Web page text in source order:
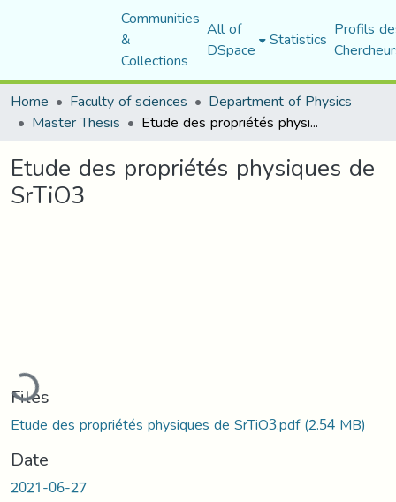
Communities
&
Collections
All of
DSpace Statistics Profils
Home
Faculty of sciences Department of Physics
Master Thesis Etude des propriétés physiques de SrTiO3
Etude des propriétés physiques de
SrTiO3
Files
Etude des propriétés physiques de SrTiO3.pdf(2.54 MB)
Date
2021-06-27